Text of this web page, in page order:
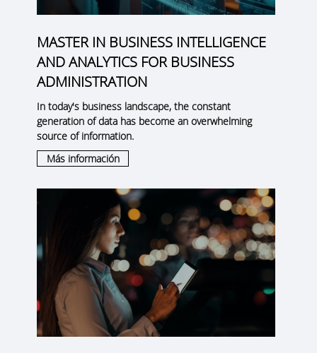
MASTER IN BUSINESS INTELLIGENCE
AND ANALYTICS FOR BUSINESS
ADMINISTRATION
In today's business landscape, the constant
generation of data has become an overwhelming
source of information.
Más información